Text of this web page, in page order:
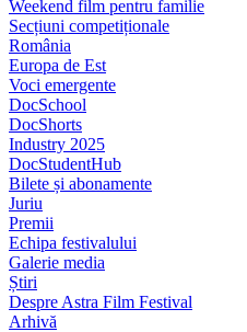
Weekend film pentru familie
Secțiuni competiționale
România
Europa de Est
Voci emergente
DocSchool
DocShorts
Industry 2025
DocStudentHub
Bilete și abonamente
Juriu
Premii
Echipa festivalului
Galerie media
Știri
Despre Astra Film Festival
Arhivă